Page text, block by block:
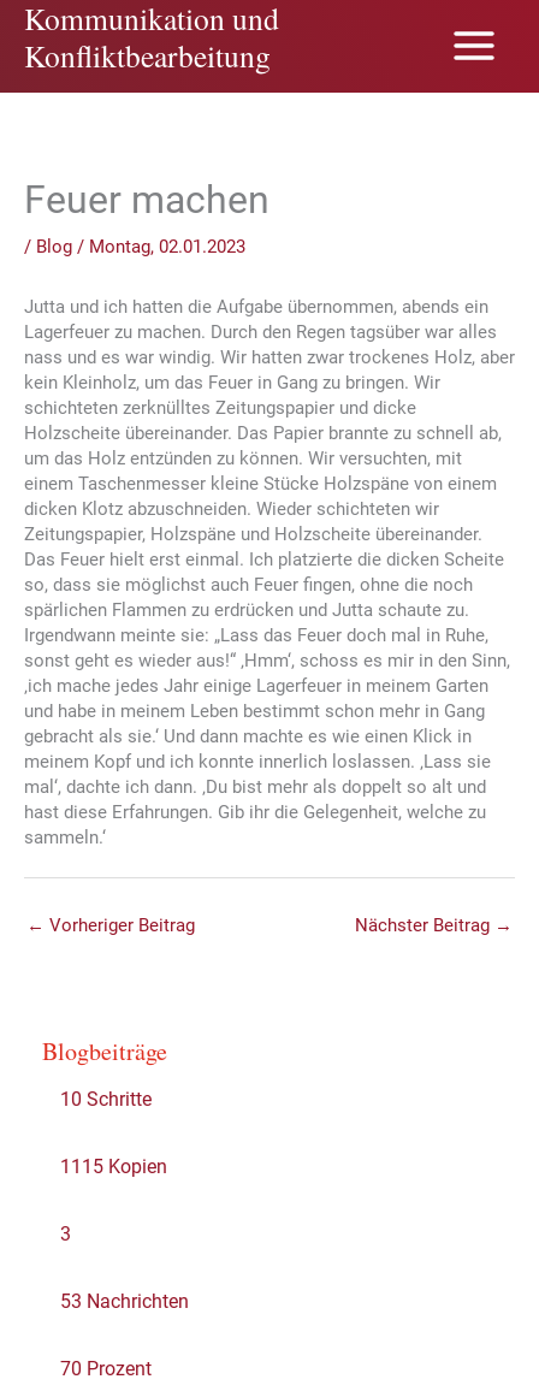
Zum
Inhalt
springen
Kommunikation und
Konfliktbearbeitung
Feuer machen
/ Blog / Montag, 02.01.2023
Jutta und ich hatten die Aufgabe übernommen, abends ein
Lagerfeuer zu machen. Durch den Regen tagsüber war alles
nass und es war windig. Wir hatten zwar trockenes Holz, aber
kein Kleinholz, um das Feuer in Gang zu bringen. Wir
schichteten zerknülltes Zeitungspapier und dicke
Holzscheite übereinander. Das Papier brannte zu schnell ab,
um das Holz entzünden zu können. Wir versuchten, mit
einem Taschenmesser kleine Stücke Holzspäne von einem
dicken Klotz abzuschneiden. Wieder schichteten wir
Zeitungspapier, Holzspäne und Holzscheite übereinander.
Das Feuer hielt erst einmal. Ich platzierte die dicken Scheite
so, dass sie möglichst auch Feuer fingen, ohne die noch
spärlichen Flammen zu erdrücken und Jutta schaute zu.
Irgendwann meinte sie: „Lass das Feuer doch mal in Ruhe,
sonst geht es wieder aus!“ ‚Hmm‘, schoss es mir in den Sinn,
‚ich mache jedes Jahr einige Lagerfeuer in meinem Garten
und habe in meinem Leben bestimmt schon mehr in Gang
gebracht als sie.‘ Und dann machte es wie einen Klick in
meinem Kopf und ich konnte innerlich loslassen. ‚Lass sie
mal‘, dachte ich dann. ‚Du bist mehr als doppelt so alt und
hast diese Erfahrungen. Gib ihr die Gelegenheit, welche zu
sammeln.‘
← Vorheriger Beitrag Nächster Beitrag →
Blogbeiträge
10 Schritte
1115 Kopien
3
53 Nachrichten
70 Prozent